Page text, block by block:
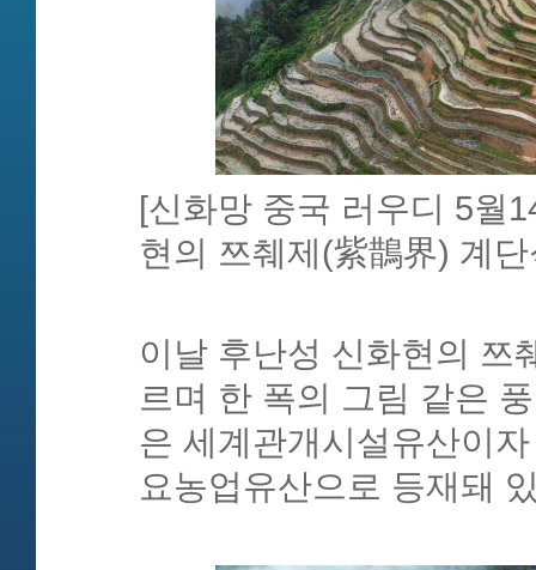
[신화망 중국 러우디 5월
현의 쯔췌제(紫鵲界) 계
이날 후난성 신화현의 쯔
르며 한 폭의 그림 같은
은 세계관개시설유산이
요농업유산으로 등재돼